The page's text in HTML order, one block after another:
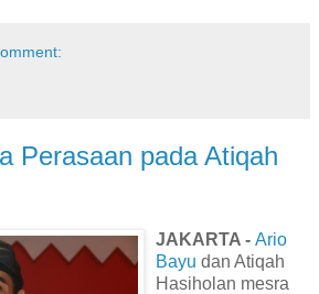
Perasaan pada Atiqah
JAKARTA - Ario
Bayu dan Atiqah
Hasiholan mesra